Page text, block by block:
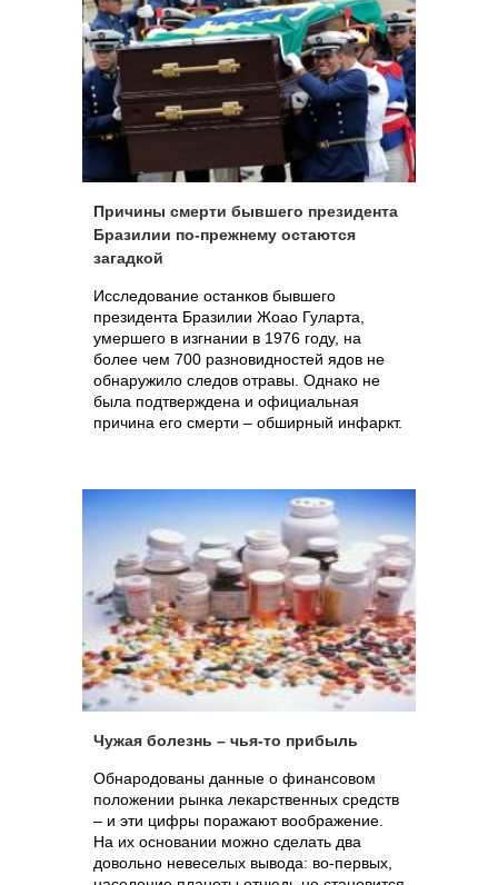
Причины смерти бывшего президента
Бразилии по-прежнему остаются
загадкой
Исследование останков бывшего
президента Бразилии Жоао Гуларта,
умершего в изгнании в 1976 году, на
более чем 700 разновидностей ядов не
обнаружило следов отравы. Однако не
была подтверждена и официальная
причина его смерти – обширный инфаркт.
Чужая болезнь – чья-то прибыль
Обнародованы данные о финансовом
положении рынка лекарственных средств
– и эти цифры поражают воображение.
На их основании можно сделать два
довольно невеселых вывода: во-первых,